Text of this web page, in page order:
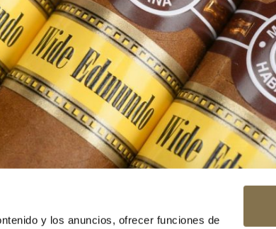
y los anuncios, ofrecer funciones de